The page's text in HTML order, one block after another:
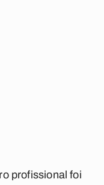
profissional foi